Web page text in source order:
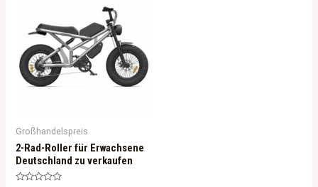
Großhandelspreis
2-Rad-Roller für Erwachsene
Deutschland zu verkaufen